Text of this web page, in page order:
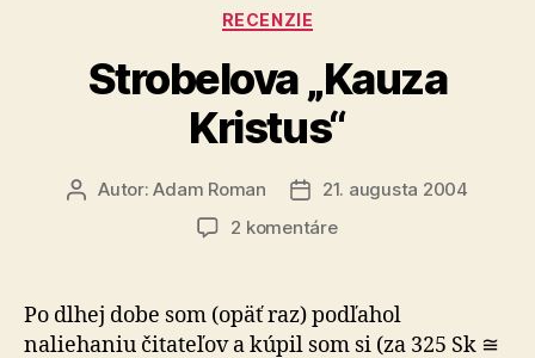
Kategórie
RECENZIE
Strobelova „Kauza
Kristus“
AutorAutor:Adam Roman
Dátum
článku
21. augusta 2004
2 komentárena
Kristus“
Po dlhej dobe som (opäť raz) podľahol
naliehaniu čitateľov a kúpil som si (za 325 Sk ≅